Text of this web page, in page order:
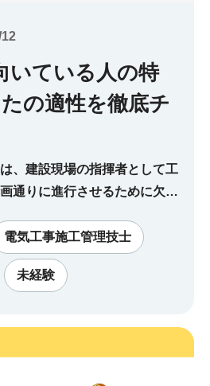
いている人の特
の適性を徹底チ
、建設現場の指揮者として工
通りに進行させるために欠か
をご紹介します。
電気工事施工管理技士
未経験